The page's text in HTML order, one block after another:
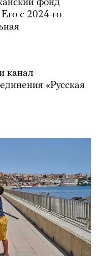
фонд
с 2024-го
канал
«Русская